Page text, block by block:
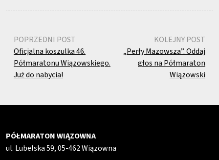
POPRZEDNI POST
Oficjalna koszulka 46.
Półmaratonu Wiązowskiego.
Już do nabycia!
KOLEJNY POST
„Perły Mazowsza”. Oddaj
głos na Półmaraton
Wiązowski
PÓŁMARATON WIĄZOWNA
ul. Lubelska 59, 05-462 Wiązowna